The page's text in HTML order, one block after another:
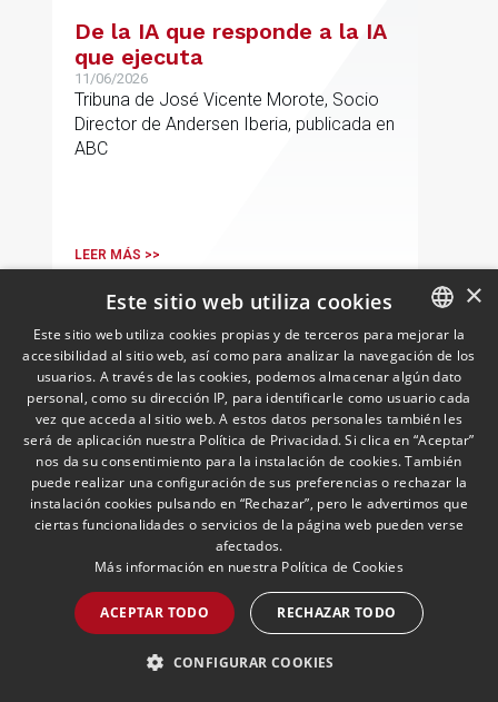
De la IA que responde a la IA
que ejecuta
11/06/2026
Tribuna de José Vicente Morote, Socio
Director de Andersen Iberia, publicada en
ABC
LEER MÁS >>
Andersen asesora a Ontime
en la adquisición de la
actividad logística y de
transporte de Campillo
Palmera
Javier Gómez Domínguez, Socio de
Corporate/M&A ha liderado el
asesoramiento junto a Miguel Pérez,
Asociado Senior del mismo
SPANISH
ENGLISH
PORTUGUESE
×
Este sitio web utiliza cookies
Este sitio web utiliza cookies propias y de terceros para mejorar la
accesibilidad al sitio web, así como para analizar la navegación de los
usuarios. A través de las cookies, podemos almacenar algún dato
personal, como su dirección IP, para identificarle como usuario cada
vez que acceda al sitio web. A estos datos personales también les
será de aplicación nuestra Política de Privacidad. Si clica en “Aceptar”
nos da su consentimiento para la instalación de cookies. También
puede realizar una configuración de sus preferencias o rechazar la
instalación cookies pulsando en “Rechazar”, pero le advertimos que
ciertas funcionalidades o servicios de la página web pueden verse
afectados.
Más información en nuestra Política de Cookies
ACEPTAR TODO RECHAZAR TODO
CONFIGURAR COOKIES